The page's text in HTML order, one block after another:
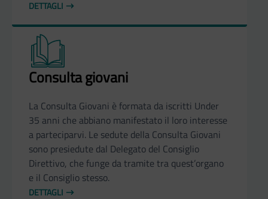
DETTAGLI
Consulta giovani
La Consulta Giovani è formata da iscritti Under
35 anni che abbiano manifestato il loro interesse
a parteciparvi. Le sedute della Consulta Giovani
sono presiedute dal Delegato del Consiglio
Direttivo, che funge da tramite tra quest’organo
e il Consiglio stesso.
DETTAGLI